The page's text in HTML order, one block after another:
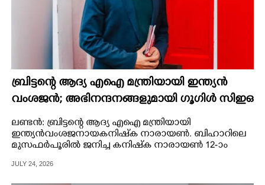
ബ്രിട്ടന്റെ ആദ്യ എഐ മന്ത്രിയായി ഇന്ത്യൻ
വംശജൻ; അഭിനന്ദനങ്ങളുമായി ഗൂഗിൾ സിഇഒ
ലണ്ടൻ: ബ്രിട്ടന്റെ ആദ്യ എഐ മന്ത്രിയായി
ഇന്ത്യൻ വംശജനായ കനിഷ്‌ക നാരായൺ. ബിഹാറിലെ
മുസഫർപൂരിൽ ജനിച്ച കനിഷ്‌ക നാരായൺ 12-ാം
JULY 24, 2026